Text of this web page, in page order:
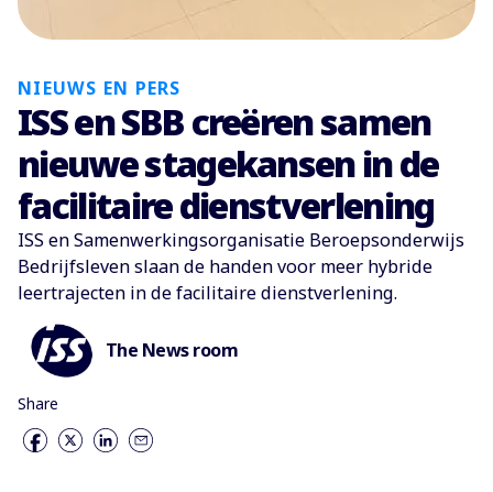
NIEUWS EN PERS
ISS en SBB creëren samen
nieuwe stagekansen in de
facilitaire dienstverlening
ISS en Samenwerkingsorganisatie Beroepsonderwijs
Bedrijfsleven slaan de handen voor meer hybride
leertrajecten in de facilitaire dienstverlening.
The News room
Share